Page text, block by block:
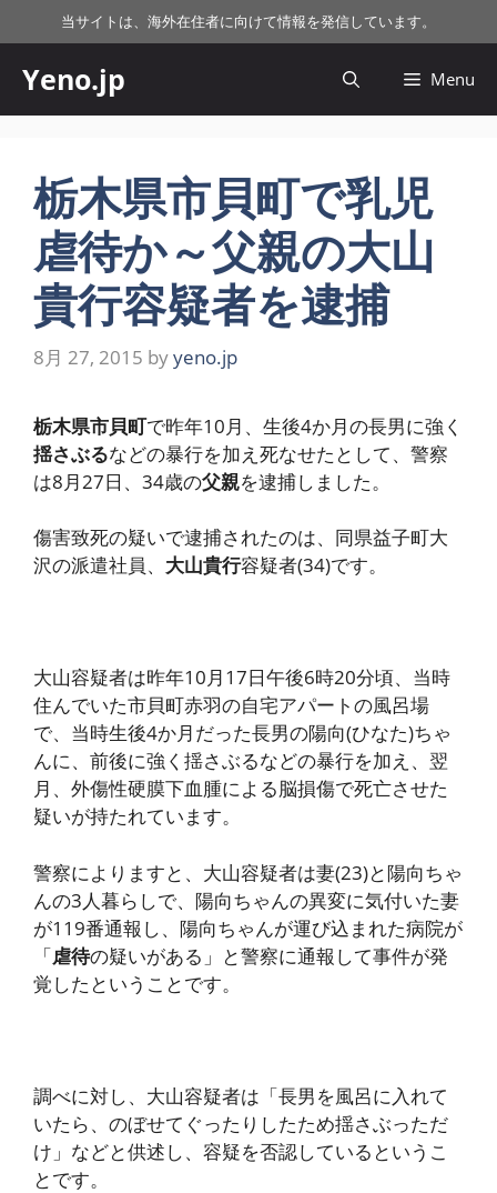
ン
ツ
当サイトは、海外在住者に向けて情報を発信しています。
Yeno.jp Menu
栃木県市貝町で乳児
虐待か～父親の大山
貴行容疑者を逮捕
8月 27, 2015 byyeno.jp
栃木県市貝町で昨年10月、生後4か月の長男に強く
揺さぶるなどの暴行を加え死なせたとして、警察
は8月27日、34歳の父親を逮捕しました。
傷害致死の疑いで逮捕されたのは、同県益子町大
沢の派遣社員、 大山貴行容疑者(34)です。
大山容疑者は昨年10月17日午後6時20分頃、当時
住んでいた市貝町赤羽の自宅アパートの風呂場
で、当時生後4か月だった長男の陽向(ひなた)ちゃ
んに、前後に強く揺さぶるなどの暴行を加え、翌
月、外傷性硬膜下血腫による脳損傷で死亡させた
疑いが持たれています。
警察によりますと、大山容疑者は妻(23)と陽向ちゃ
んの3人暮らしで、陽向ちゃんの異変に気付いた妻
が119番通報し、陽向ちゃんが運び込まれた病院が
「虐待の疑いがある」と警察に通報して事件が発
覚したということです。
調べに対し、大山容疑者は「長男を風呂に入れて
いたら、のぼせてぐったりしたため揺さぶっただ
け」などと供述し、容疑を否認しているというこ
とです。